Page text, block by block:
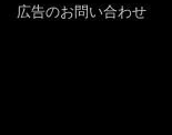
広告のお問い合わせ